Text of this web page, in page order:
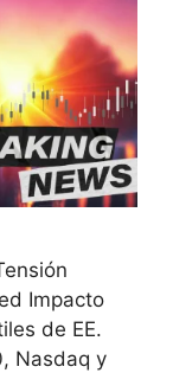
Impacto
de EE.
Nasdaq y